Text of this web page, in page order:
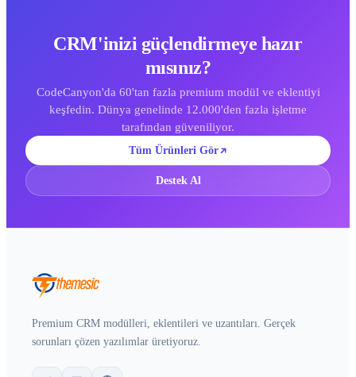
CRM'inizi güçlendirmeye hazır
mısınız?
CodeCanyon'da 60'tan fazla premium modül ve eklentiyi
keşfedin. Dünya genelinde 12.000'den fazla işletme
tarafından güveniliyor.
Tüm Ürünleri Gör
Destek Al
Premium CRM modülleri, eklentileri ve uzantıları. Gerçek
sorunları çözen yazılımlar üretiyoruz.